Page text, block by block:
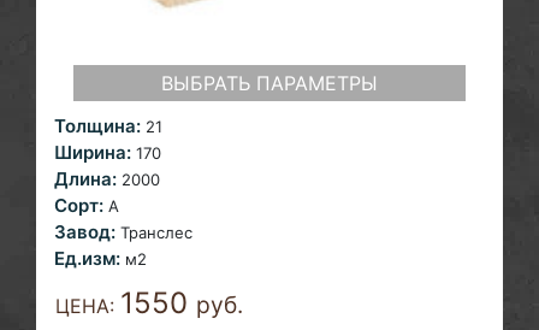
ВЫБРАТЬ ПАРАМЕТРЫ
Толщина: 21
Ширина: 170
Длина: 2000
Сорт: A
Завод: Транслес
Ед.изм: м2
ЦЕНА: 1550 руб.